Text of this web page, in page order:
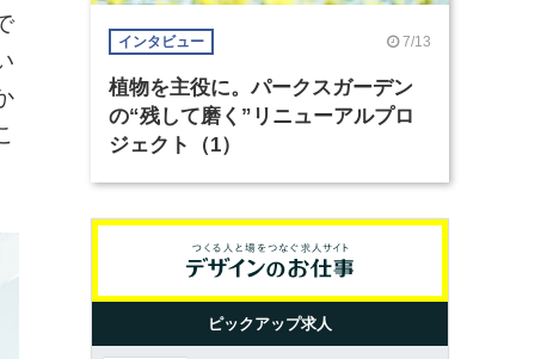
インタビュー 7/13
植物を主役に。パークスガーデン
の“残して磨く”リニューアルプロ
ジェクト（1）
ピックアップ求人